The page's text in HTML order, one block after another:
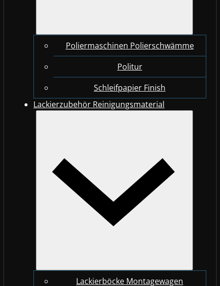
Poliermaschinen Polierschwämme
Politur
Schleifpapier Finish
Lackierzubehör Reinigungsmaterial
Lackierböcke Montagewagen